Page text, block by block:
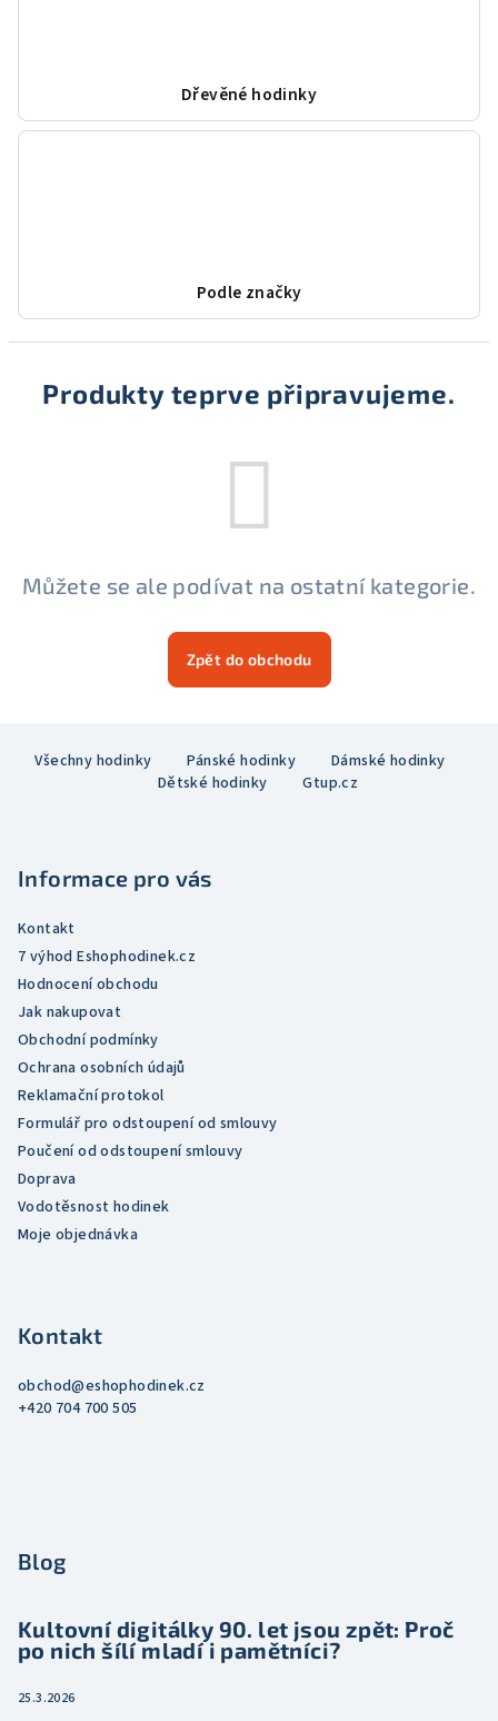
Dřevěné hodinky
Podle značky
Produkty teprve připravujeme.
Můžete se ale podívat na ostatní kategorie.
Zpět do obchodu
Všechny hodinky Pánské hodinky
Dámské hodinky
Dětské hodinky
Gtup.cz
Informace pro vás
Kontakt
7 výhod Eshophodinek.cz
Hodnocení obchodu
Jak nakupovat
Obchodní podmínky
Ochrana osobních údajů
Reklamační protokol
Formulář pro odstoupení od smlouvy
Poučení od odstoupení smlouvy
Doprava
Vodotěsnost hodinek
Moje objednávka
Kontakt
obchod@eshophodinek.cz
+420 704 700 505
Blog
Kultovní digitálky 90. let jsou zpět: Proč
po nich šílí mladí i pamětníci?
25.3.2026